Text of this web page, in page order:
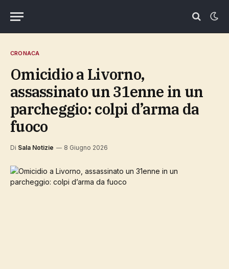
CRONACA
Omicidio a Livorno,
assassinato un 31enne in un
parcheggio: colpi d’arma da
fuoco
Di Sala Notizie 8 Giugno 2026